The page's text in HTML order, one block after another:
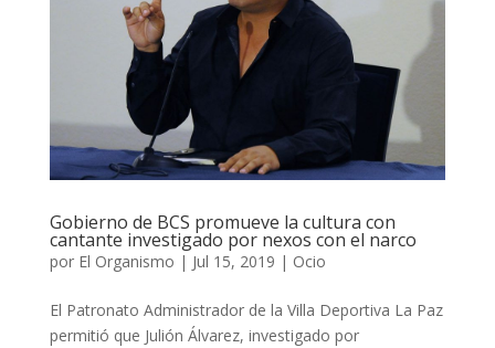
Gobierno de BCS promueve la cultura con
cantante investigado por nexos con el narco
por El Organismo | Jul 15, 2019 | Ocio
El Patronato Administrador de la Villa Deportiva La Paz
permitió que Julión Álvarez, investigado por